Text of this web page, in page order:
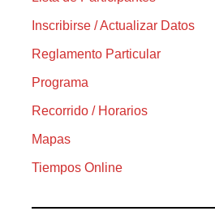
Inscribirse / Actualizar Datos
Reglamento Particular
Programa
Recorrido / Horarios
Mapas
Tiempos Online